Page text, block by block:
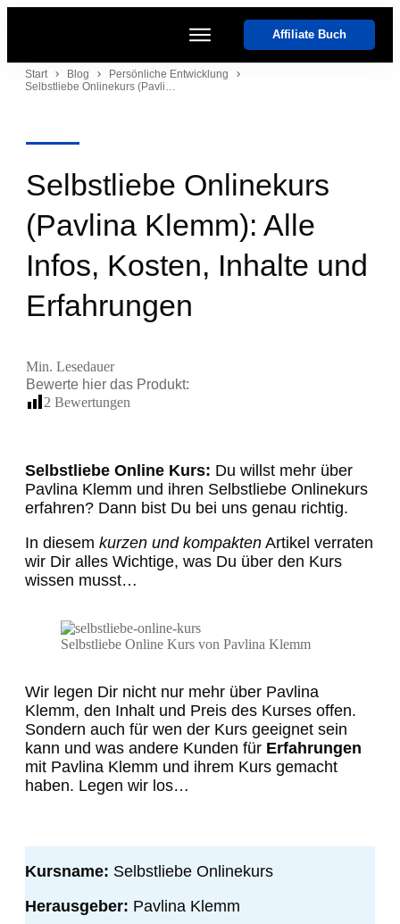
Start
Affiliate Buch
Start Blog
Persönliche Entwicklung
Selbstliebe Onlinekurs (Pavlina Klemm): Alle Infos, Kosten, Inhalte und Erfahrungen
Selbstliebe Onlinekurs
(Pavlina Klemm): Alle
Infos, Kosten, Inhalte und
Erfahrungen
Min. Lesedauer
Bewerte hier das Produkt:
2 Bewertungen
Selbstliebe Online Kurs: Du willst mehr über
Pavlina Klemm und ihren Selbstliebe Onlinekurs
erfahren? Dann bist Du bei uns genau richtig.
In diesem kurzen und kompakten Artikel verraten
wir Dir alles Wichtige, was Du über den Kurs
wissen musst…
Selbstliebe Online Kurs von Pavlina Klemm
Wir legen Dir nicht nur mehr über Pavlina
Klemm, den Inhalt und Preis des Kurses offen.
Sondern auch für wen der Kurs geeignet sein
kann und was andere Kunden für Erfahrungen
mit Pavlina Klemm und ihrem Kurs gemacht
haben. Legen wir los…
Kursname: Selbstliebe Onlinekurs
Herausgeber: Pavlina Klemm